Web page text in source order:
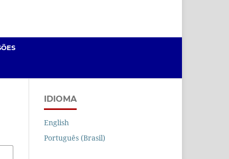
IDIOMA
English
Português (Brasil)